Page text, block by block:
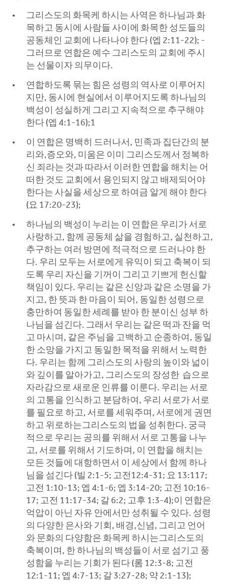
그리스도의 화목케 하시는 사역은 하나님과 화
목하고 동시에 사람들 사이에 화목한 성도들의
공동체인 교회에 나타나야 한다 (엡 2:11-22); -
그러므로 연합은 예수 그리스도의 교회에 주시
는 선물이자 의무이다.
연합하도록 묶는 힘은 성령의 역사로 이루어지
지만, 동시에 현실에서 이루어지도록 하나님의
백성이 성실하게 그리고 지속적으로 추구해야
한다 (엡 4:1-16);1
이 연합은 명백히 드러나서, 민족과 집단간의 분
리와,증오와, 미움은 이미 그리스도께서 정복하
신 죄라는 것과 따라서 이러한 연합을 해치는 어
떠한 것도 교회에서 용인되지 않고 배제되어야
한다는 사실을 세상으로 하여금 알게 해야 한다
(요 17:20-23);
하나님의 백성이 누리는 이 연합은 우리가 서로
사랑하고, 함께 공동체 삶을 경험하고, 실천하고,
추구하는 여러 방면에 적극적으로 드러나야 한
다. 우리 모두는 서로에게 유익이 되고 축복이 되
도록 우리 자신을 기꺼이 그리고 기쁘게 헌신할
책임이 있다. 우리는 같은 신앙과 같은 소명을 가
지고, 한 뜻과 한 마음이 되어, 동일한 성령으로
충만하여 동일한 세례를 받아 한 분이신 성부 하
나님을 섬긴다. 그래서 우리는 같은 떡과 잔을 먹
고 마시며, 같은 주님을 고백하고 순종하여, 동일
한 소망을 가지고 동일한 목적을 위해서 노력한
다. 우리는 함께 그리스도의 사랑의 높이와 넓이
와 깊이를 알아가고, 그리스도의 장성한 습으로
자라감으로 새로운 인류를 이룬다. 우리는 서로
의 고통을 인식하고 분담하여, 우리 서로가 서로
를 필요로 하고, 서로를 세워주며, 서로에게 권면
하고 위로하는그리스도의 법을 성취한다. 궁극
적으로 우리는 공의를 위해서 서로 고통을 나누
고, 서로를 위해서 기도하며, 이 연합을 해치는
모든 것들에 대항하면서 이 세상에서 함께 하나
님을 섬긴다 (빌 2:1-5; 고전12:4-31; 요 13:117;
고전 1:10-13; 엡 4:1-6; 엡 3:14-20; 고전 10:16-
17; 고전 11:17-34; 갈 6:2; 고후 1:3-4);이 연합은
억압이 아닌 자유 안에서만 성취될 수 있다. 성령
의 다양한 은사와 기회, 배경,신념, 그리고 언어
와 문화의 다양함은 화목케 하시는그리스도의
축복이며, 한 하나님의 백성들이 서로 섬기고 풍
성함을 누리는 기회가 된다 (롬 12:3-8; 고전
12:1-11; 엡 4:7-13; 갈 3:27-28; 약 2:1-13);